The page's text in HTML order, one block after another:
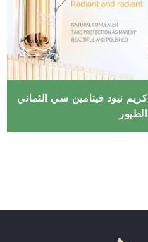
كريم نيود فيتامين سي الثماني
الطيور